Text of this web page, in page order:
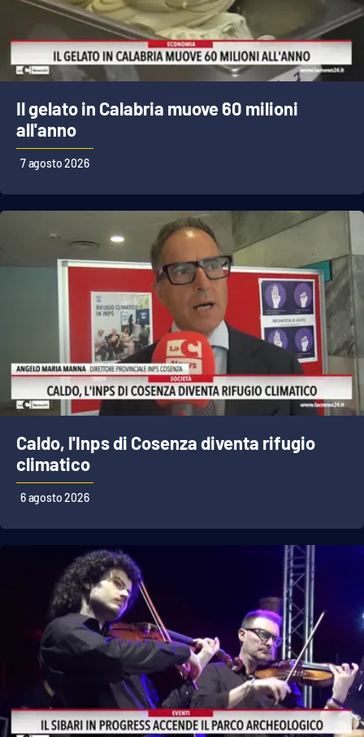
Società
Sport
RUBRICHE
Good Morning Vietnam
Leggendo Alvaro insieme
Imprese Di Calabria
Le perfidie di Antonella Grippo
Venti di comunicazione
STREAMING
LaC TV
LaC Network
EDIZIONI
LOCALI
Catanzaro
Crotone
Vibo Valentia
Il gelato in Calabria muove 60 milioni
all'anno
7 agosto 2026
Caldo, l'Inps di Cosenza diventa rifugio
climatico
6 agosto 2026